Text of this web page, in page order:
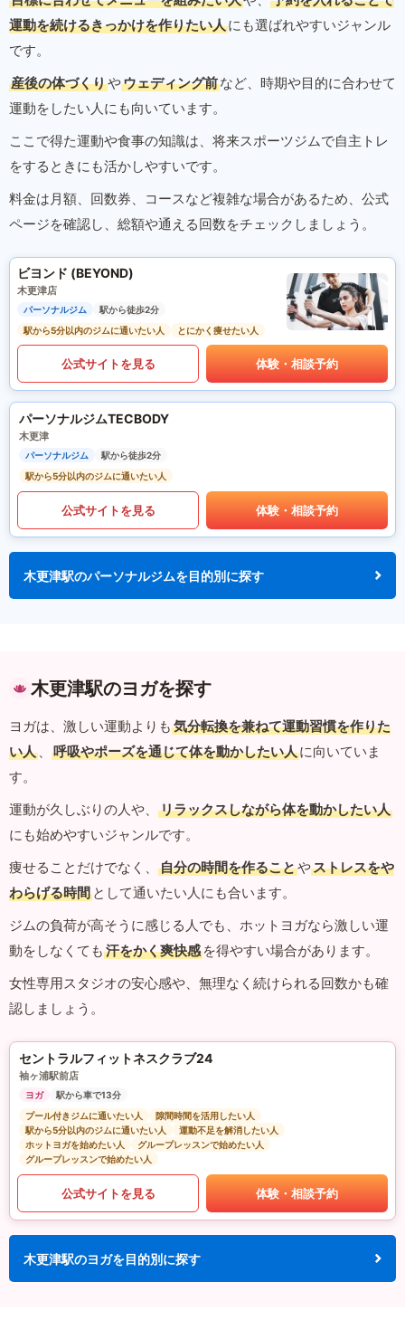
運動を続けるきっかけを作りたい人にも選ばれやすいジャンル
です。
産後の体づくりやウェディング前など、時期や目的に合わせて
運動をしたい人にも向いています。
ここで得た運動や食事の知識は、将来スポーツジムで自主トレ
をするときにも活かしやすいです。
料金は月額、回数券、コースなど複雑な場合があるため、公式
ページを確認し、総額や通える回数をチェックしましょう。
ビヨンド (BEYOND)
木更津店
パーソナルジム
駅から徒歩2分
駅から5分以内のジムに通いたい人
とにかく痩せたい人
公式サイトを見る 体験・相談予約
パーソナルジムTECBODY
木更津
パーソナルジム
駅から徒歩2分
駅から5分以内のジムに通いたい人
公式サイトを見る 体験・相談予約
木更津駅のパーソナルジムを目的別に探す
木更津駅のヨガを探す
ヨガは、激しい運動よりも 気分転換を兼ねて運動習慣を作りた
い人 、 呼吸やポーズを通じて体を動かしたい人に向いていま
す。
運動が久しぶりの人や、
リラックスしながら体を動かしたい人
にも始めやすいジャンルです。
痩せることだけでなく、
自分の時間を作ることやストレスをや
わらげる時間 として通いたい人にも合います。
ジムの負荷が高そうに感じる人でも、ホットヨガなら激しい運
動をしなくても 汗をかく爽快感 を得やすい場合があります。
女性専用スタジオの安心感や、無理なく続けられる回数かも確
認しましょう。
セントラルフィットネスクラブ24
袖ヶ浦駅前店
ヨガ
駅から車で13分
プール付きジムに通いたい人
隙間時間を活用したい人
駅から5分以内のジムに通いたい人
運動不足を解消したい人
ホットヨガを始めたい人
グループレッスンで始めたい人
グループレッスンで始めたい人
公式サイトを見る 体験・相談予約
木更津駅のヨガを目的別に探す